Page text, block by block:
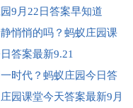
9月22日答案早知道
悄悄的吗？蚂蚁庄园课
答案最新9.21
时代？蚂蚁庄园今日答
园课堂今天答案最新9月